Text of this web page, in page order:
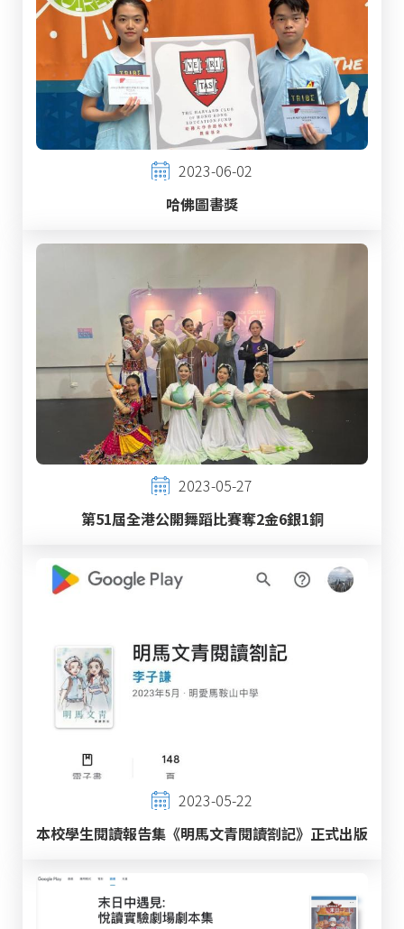
2023-06-02
哈佛圖書獎
2023-05-27
第51屆全港公開舞蹈比賽奪2金6銀1銅
2023-05-22
本校學生閱讀報告集《明馬文青閱讀劄記》正式出版